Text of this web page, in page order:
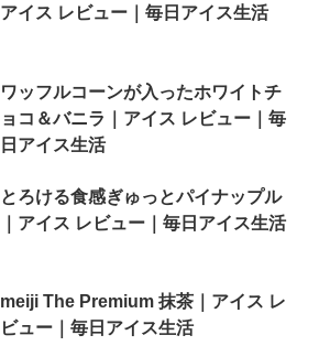
アイス レビュー｜毎日アイス生活
ワッフルコーンが入ったホワイトチ
ョコ＆バニラ｜アイス レビュー｜毎
日アイス生活
とろける食感ぎゅっとパイナップル
｜アイス レビュー｜毎日アイス生活
meiji The Premium 抹茶｜アイス レ
ビュー｜毎日アイス生活